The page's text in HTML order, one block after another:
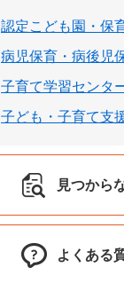
認定こども園・保
病児保育・病後児
子育て学習センタ
子ども・子育て支
見つから
よくある